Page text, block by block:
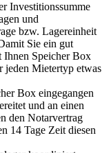
Investitionssumme
und
bzw. Lagereinheit
Sie ein gut
Ihnen Speicher Box
jeden Mietertyp etwas
Box eingegangen
und an einen
den Notarvertrag
14 Tage Zeit diesen